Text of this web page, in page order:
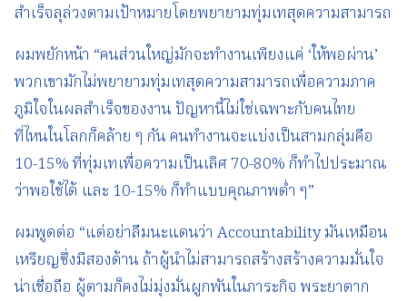
สำเร็จลุล่วงตามเป้าหมายโดยพยายามทุ่มเทสุดความสามารถ
ผมพยักหน้า “คนส่วนใหญ่มักจะทำงานเพียงแค่ ‘ให้พอผ่าน’
พวกเขามักไม่พยายามทุ่มเทสุดความสามารถเพื่อความภาค
ภูมิใจในผลสำเร็จของงาน ปัญหานี้ไม่ใช่เฉพาะกับคนไทย
ที่ไหนในโลกก็คล้าย ๆ กัน คนทำงานจะแบ่งเป็นสามกลุ่มคือ
10-15% ที่ทุ่มเทเพื่อความเป็นเลิศ 70-80% ก็ทำไปประมาณ
ว่าพอใช้ได้ และ 10-15% ก็ทำแบบคุณภาพต่ำ ๆ”
ผมพูดต่อ “แต่อย่าลืมนะแดนว่า Accountability มันเหมือน
เหรียญซึ่งมีสองด้าน ถ้าผู้นำไม่สามารถสร้างสร้างความมั่นใจ
น่าเชื่อถือ ผู้ตามก็คงไม่มุ่งมั่นผูกพันในภาระกิจ พระยาตาก